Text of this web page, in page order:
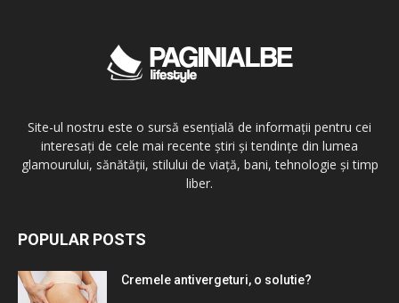
Site-ul nostru este o sursă esențială de informații pentru cei
interesați de cele mai recente știri și tendințe din lumea
glamourului, sănătății, stilului de viață, bani, tehnologie și timp
liber.
POPULAR POSTS
Cremele antivergeturi, o solutie?